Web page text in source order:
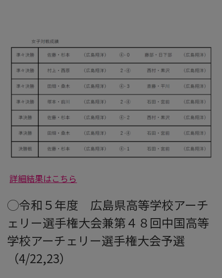
詳細結果はこちら
◯令和５年度 広島県高等学校アーチ
ェリー選手権大会兼第４８回中国高等
学校アーチェリー選手権大会予選
（4/22,23）